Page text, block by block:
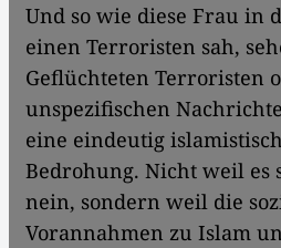
Und so wie diese Frau in
einen Terroristen sah,
Geflüchteten Terroristen
unspezifischen
eine eindeutig
Bedrohung. Nicht weil es
nein, sondern weil die
Vorannahmen zu Islam